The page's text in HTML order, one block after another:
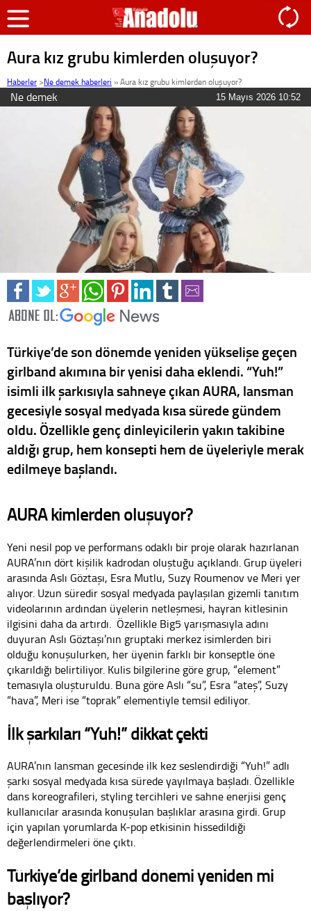
Aura kız grubu kimlerden oluşuyor?
Haberler >Ne demek haberleri »Aura kız grubu kimlerden oluşuyor?
Ne demek 15 Mayıs 2026 10:52
Türkiye’de son dönemde yeniden yükselişe geçen
girlband akımına bir yenisi daha eklendi. “Yuh!”
isimli ilk şarkısıyla sahneye çıkan AURA, lansman
gecesiyle sosyal medyada kısa sürede gündem
oldu. Özellikle genç dinleyicilerin yakın takibine
aldığı grup, hem konsepti hem de üyeleriyle merak
edilmeye başlandı.
AURA kimlerden oluşuyor?
Yeni nesil pop ve performans odaklı bir proje olarak hazırlanan
AURA’nın dört kişilik kadrodan oluştuğu açıklandı. Grup üyeleri
arasında Aslı Göztaşı, Esra Mutlu, Suzy Roumenov ve Meri yer
alıyor. Uzun süredir sosyal medyada paylaşılan gizemli tanıtım
videolarının ardından üyelerin netleşmesi, hayran kitlesinin
ilgisini daha da artırdı. Özellikle Big5 yarışmasıyla adını
duyuran Aslı Göztaşı’nın gruptaki merkez isimlerden biri
olduğu konuşulurken, her üyenin farklı bir konseptle öne
çıkarıldığı belirtiliyor. Kulis bilgilerine göre grup, “element”
temasıyla oluşturuldu. Buna göre Aslı “su”, Esra “ateş”, Suzy
“hava”, Meri ise “toprak” elementiyle temsil ediliyor.
İlk şarkıları “Yuh!” dikkat çekti
AURA’nın lansman gecesinde ilk kez seslendirdiği “Yuh!” adlı
şarkı sosyal medyada kısa sürede yayılmaya başladı. Özellikle
dans koreografileri, styling tercihleri ve sahne enerjisi genç
kullanıcılar arasında konuşulan başlıklar arasına girdi. Grup
için yapılan yorumlarda K-pop etkisinin hissedildiği
değerlendirmeleri öne çıktı.
Türkiye’de girlband dönemi yeniden mi
başlıyor?